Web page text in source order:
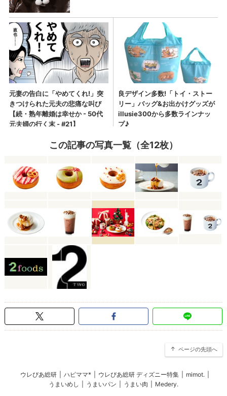
この記事の写真一覧（全12枚）
ページの先頭へ
ウレぴあ総研 ハピママ* ウレぴあ総研 ディズニー特集 mimot.
うまいめし
うまいパン うまい肉 Medery.